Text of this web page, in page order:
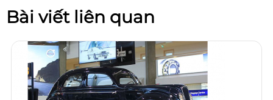
Bài viết liên quan